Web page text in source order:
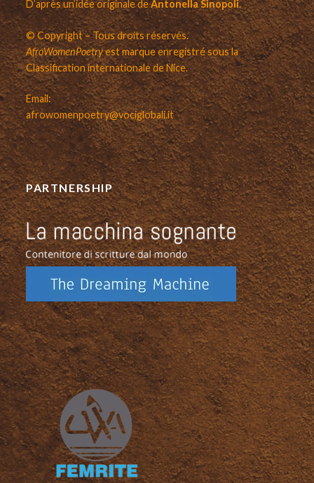
D’après un’idée originale deAntonella Sinopoli.
© Copyright – Tous droits réservés.
AfroWomenPoetryest marque enregistré sous la
Classification internationale de Nice.
Email:
afrowomenpoetry@vociglobali.it
PARTNERSHIP